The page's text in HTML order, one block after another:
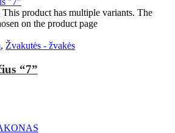
This product has multiple variants. The
on the product page
, Žvakutės - žvakės
“7”